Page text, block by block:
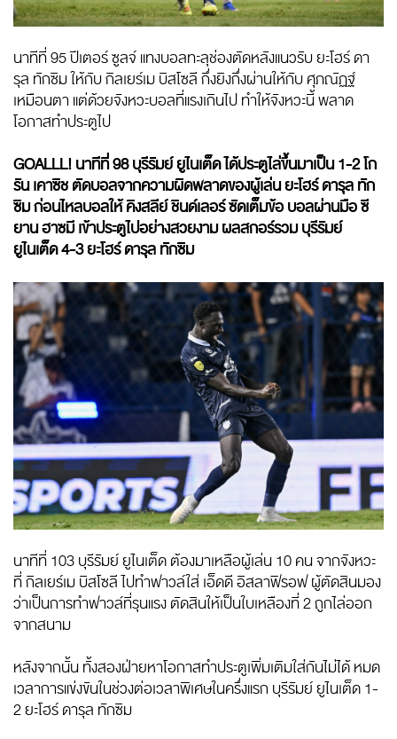
นาทีที่ 95 ปีเตอร์ ซูลจ์ แทงบอลทะลุช่องตัดหลังแนวรับ ยะโฮร์ ดา
รุล ทักซิม ให้กับ กิลเยร์เม บิสโซลี กึ่งยิงกึ่งผ่านให้กับ ศุภณัฏฐ์
เหมือนตา แต่ด้วยจังหวะบอลที่แรงเกินไป ทำให้จังหวะนี้ พลาด
โอกาสทำประตูไป
GOALLL! นาทีที่ 98 บุรีรัมย์ ยูไนเต็ด ได้ประตูไล่ขึ้นมาเป็น 1-2 โก
รัน เคาซิช ตัดบอลจากความผิดพลาดของผู้เล่น ยะโฮร์ ดารุล ทัก
ซิม ก่อนไหลบอลให้ คิงสลีย์ ชินด์เลอร์ ซัดเต็มข้อ บอลผ่านมือ ซี
ยาน ฮาซมี เข้าประตูไปอย่างสวยงาม ผลสกอร์รวม บุรีรัมย์
ยูไนเต็ด 4-3 ยะโ​ฮร์ ดารุล ทักซิม
นาทีที่ 103 บุรีรัมย์ ยูไนเต็ด ต้องมาเหลือผู้เล่น 10 คน จากจังหวะ
ที่ กิลเยร์เม บิสโซลี ไปทำฟาวล์ใส่ เอ็ดดี อิสลาฟิรอฟ ผู้ตัดสินมอง
ว่าเป็นการทำฟาวล์ที่รุนแรง ตัดสินให้เป็นใบเหลืองที่ 2 ถูกไล่ออก
จากสนาม
หลังจากนั้น ทั้งสองฝ่ายหาโอกาสทำประตูเพิ่มเติมใส่กันไม่ได้ หมด
เวลาการแข่งขันในช่วงต่อเวลาพิเศษในครึ่งแรก บุรีรัมย์ ยูไนเต็ด 1-
2 ยะโฮร์ ดารุล ทักซิม